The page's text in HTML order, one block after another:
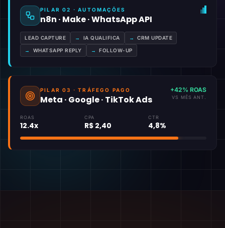
PILAR 02 · AUTOMAÇÕES
n8n · Make · WhatsApp API
LEAD CAPTURE → IA QUALIFICA → CRM UPDATE
→ WHATSAPP REPLY → FOLLOW-UP
PILAR 03 · TRÁFEGO PAGO
Meta · Google · TikTok Ads
+42% ROAS
VS MÊS ANT.
ROAS
12.4x
CPA
R$ 2,40
CTR
4,8%